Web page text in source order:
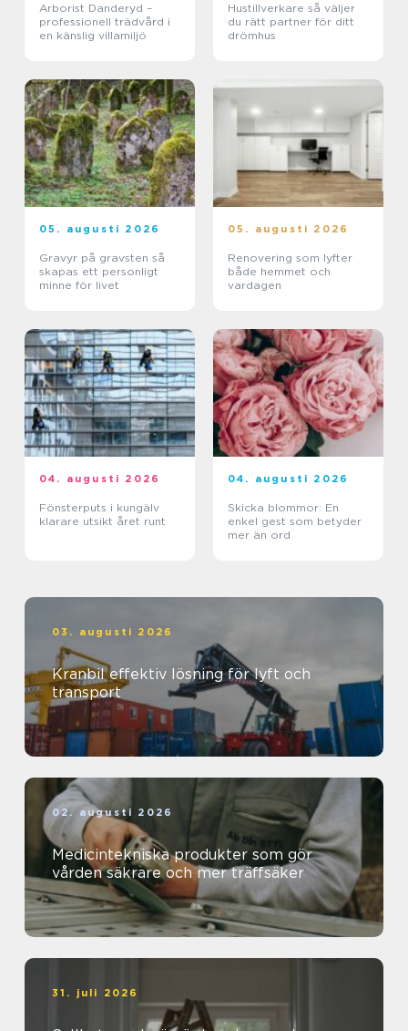
Arborist Danderyd –
professionell trädvård i
en känslig villamiljö
Hustillverkare så väljer
du rätt partner för ditt
drömhus
05. augusti 2026
Gravyr på gravsten så
skapas ett personligt
minne för livet
05. augusti 2026
Renovering som lyfter
både hemmet och
vardagen
04. augusti 2026
Fönsterputs i kungälv
klarare utsikt året runt
04. augusti 2026
Skicka blommor: En
enkel gest som betyder
mer än ord
03. augusti 2026
Kranbil effektiv lösning för lyft och
transport
02. augusti 2026
Medicintekniska produkter som gör
vården säkrare och mer träffsäker
31. juli 2026